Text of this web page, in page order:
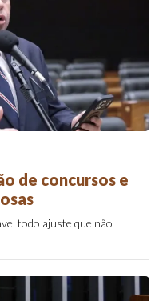
de concursos e
todo ajuste que não